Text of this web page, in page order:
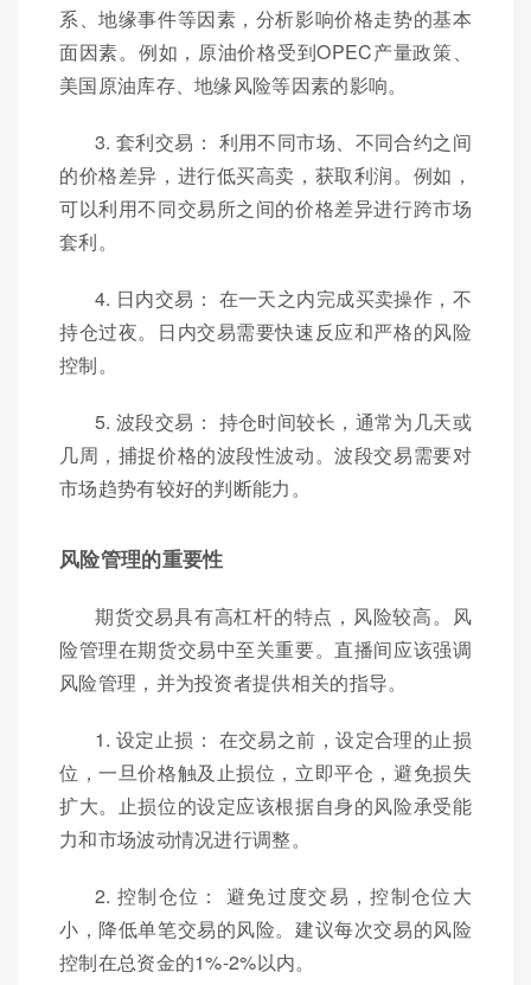
系、地缘事件等因素，分析影响价格走势的基本
面因素。例如，原油价格受到OPEC产量政策、
美国原油库存、地缘风险等因素的影响。
3. 套利交易： 利用不同市场、不同合约之间
的价格差异，进行低买高卖，获取利润。例如，
可以利用不同交易所之间的价格差异进行跨市场
套利。
4. 日内交易： 在一天之内完成买卖操作，不
持仓过夜。日内交易需要快速反应和严格的风险
控制。
5. 波段交易： 持仓时间较长，通常为几天或
几周，捕捉价格的波段性波动。波段交易需要对
市场趋势有较好的判断能力。
风险管理的重要性
期货交易具有高杠杆的特点，风险较高。风
险管理在期货交易中至关重要。直播间应该强调
风险管理，并为投资者提供相关的指导。
1. 设定止损： 在交易之前，设定合理的止损
位，一旦价格触及止损位，立即平仓，避免损失
扩大。止损位的设定应该根据自身的风险承受能
力和市场波动情况进行调整。
2. 控制仓位： 避免过度交易，控制仓位大
小，降低单笔交易的风险。建议每次交易的风险
控制在总资金的1%-2%以内。